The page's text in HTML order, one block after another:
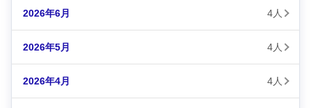
2026年6月 4人
2026年5月 4人
2026年4月 4人